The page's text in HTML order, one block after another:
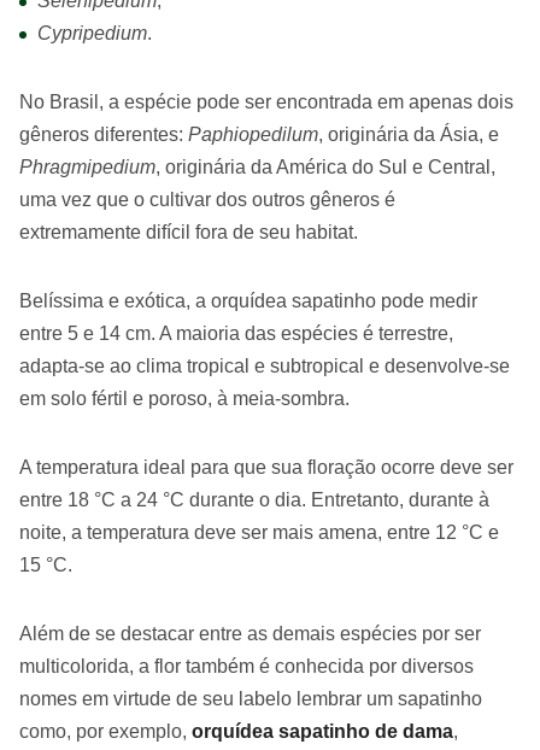
Cypripedium.
No Brasil, a espécie pode ser encontrada em apenas dois
gêneros diferentes: Paphiopedilum, originária da Ásia, e
Phragmipedium, originária da América do Sul e Central,
uma vez que o cultivar dos outros gêneros é
extremamente difícil fora de seu habitat.
Belíssima e exótica, a orquídea sapatinho pode medir
entre 5 e 14 cm. A maioria das espécies é terrestre,
adapta-se ao clima tropical e subtropical e desenvolve-se
em solo fértil e poroso, à meia-sombra.
A temperatura ideal para que sua floração ocorre deve ser
entre 18 °C a 24 °C durante o dia. Entretanto, durante à
noite, a temperatura deve ser mais amena, entre 12 °C e
15 °C.
Além de se destacar entre as demais espécies por ser
multicolorida, a flor também é conhecida por diversos
nomes em virtude de seu labelo lembrar um sapatinho
como, por exemplo, orquídea sapatinho de dama,